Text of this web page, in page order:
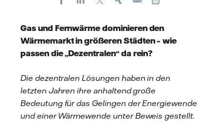
E-
Gas und Fernwärme dominieren den
Wärmemarkt in größeren Städten – wie
passen die „Dezentralen“ da rein?
Die dezentralen Lösungen haben in den
letzten Jahren ihre anhaltend große
Bedeutung für das Gelingen der Energiewende
und einer Wärmewende unter Beweis gestellt.